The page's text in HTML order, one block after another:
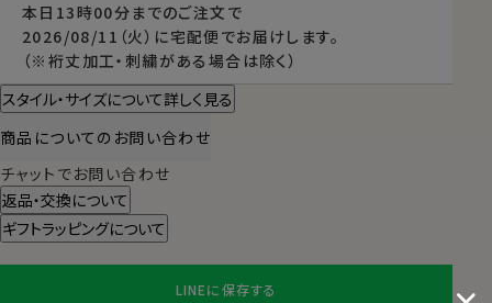
本日 13時00分 までのご注文で
2026/08/11（火） に宅配便 でお届けします。
（※裄丈加工・刺繍がある場合は除く）
スタイル・サイズについて詳しく見る
商品についてのお問い合わせ
チャットでお問い合わせ
返品・交換について
ギフトラッピングについて
LINEに保存する